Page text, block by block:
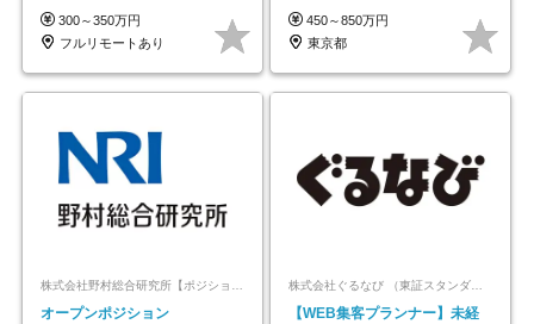
｜副業OK
300～350万円
フルリモートあり
450～850万円
東京都
オープンポジション
株式会社ぐるなび （東証スタンダード上場）
【WEB集客プランナー】未経